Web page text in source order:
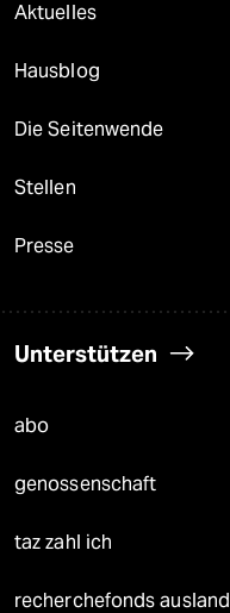
Aktuelles
Hausblog
Die Seitenwende
Stellen
Presse
Unterstützen
abo
genossenschaft
taz zahl ich
recherchefonds ausland